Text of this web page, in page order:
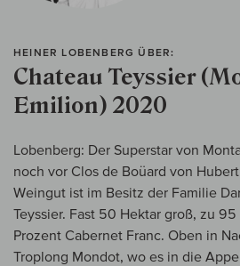
HEINER LOBENBERG ÜBER:
Chateau Teyssier
Emilion) 2020
Lobenberg: Der Superstar von
noch vor Clos de Boüard von
Weingut ist im Besitz der Familie
Teyssier. Fast 50 Hektar groß, zu
Prozent Cabernet Franc. Oben in
Troplong Mondot, wo es in die